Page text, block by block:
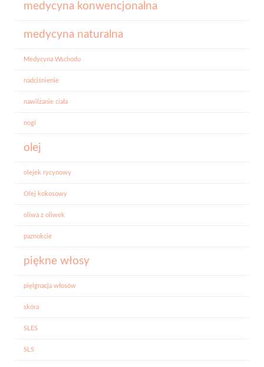
medycyna konwencjonalna
medycyna naturalna
Medycyna Wschodu
nadciśnienie
nawilżanie ciała
nogi
olej
olejek rycynowy
Olej kokosowy
oliwa z oliwek
paznokcie
piękne włosy
pięlgnacja włosów
skóra
SLES
SLS